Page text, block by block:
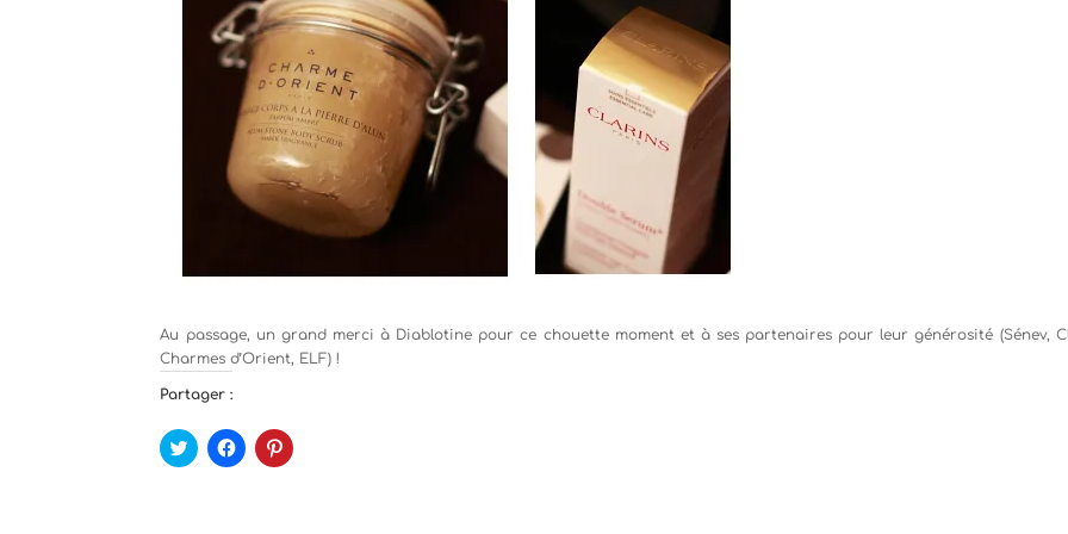
Au passage, un grand merci à Diablotine pour ce chouette moment et à ses partenaires pour leur générosité (Sénev,
Charmes d’Orient, ELF) !
Partager :
C
l
C
l
C
l